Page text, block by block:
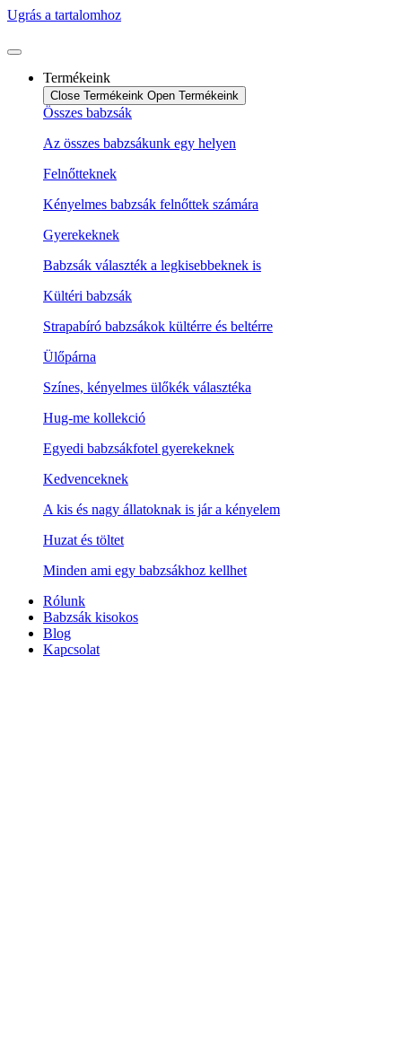
Ugrás a tartalomhoz
Termékeink
Close Termékeink Open Termékeink
Összes babzsák
Az összes babzsákunk egy helyen
Felnőtteknek
Kényelmes babzsák felnőttek számára
Gyerekeknek
Babzsák választék a legkisebbeknek is
Kültéri babzsák
Strapabíró babzsákok kültérre és beltérre
Ülőpárna
Színes, kényelmes ülőkék választéka
Hug-me kollekció
Egyedi babzsákfotel gyerekeknek
Kedvenceknek
A kis és nagy állatoknak is jár a kényelem
Huzat és töltet
Minden ami egy babzsákhoz kellhet
Rólunk
Babzsák kisokos
Blog
Kapcsolat